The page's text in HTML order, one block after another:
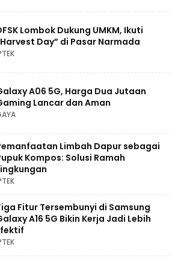
Lombok Dukung UMKM, Ikuti
Day” di Pasar Narmada
A06 5G, Harga Dua Jutaan
Lancar dan Aman
Limbah Dapur sebagai
Kompos: Solusi Ramah
Fitur Tersembunyi di Samsung
A16 5G Bikin Kerja Jadi Lebih